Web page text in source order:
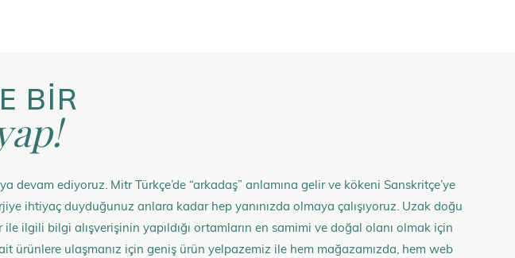
BİR
devam ediyoruz. Mitr Türkçe’de “arkadaş” anlamına gelir ve kökeni Sanskritçe’ye
ihtiyaç duyduğunuz anlara kadar hep yanınızda olmaya çalışıyoruz. Uzak doğu
ilgili bilgi alışverişinin yapıldığı ortamların en samimi ve doğal olanı olmak için
ürünlere ulaşmanız için geniş ürün yelpazemiz ile hem mağazamızda, hem web